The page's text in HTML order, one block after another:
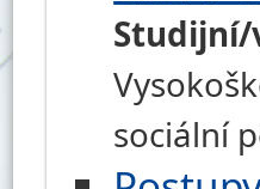
sociální